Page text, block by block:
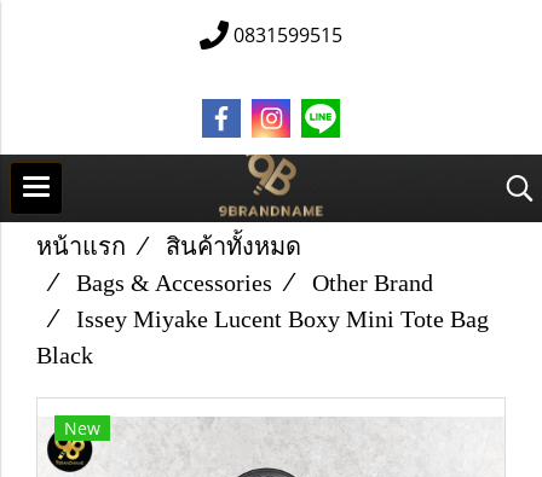
0831599515
หน้าแรก
สินค้าทั้งหมด
Bags & Accessories
Other Brand
Issey Miyake Lucent Boxy Mini Tote Bag
Black
New